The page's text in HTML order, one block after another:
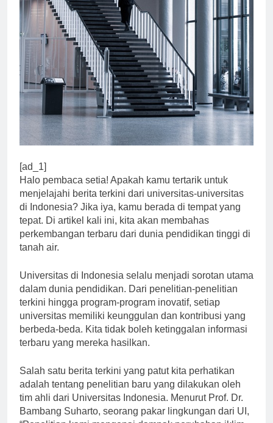
[ad_1]
Halo pembaca setia! Apakah kamu tertarik untuk
menjelajahi berita terkini dari universitas-universitas
di Indonesia? Jika iya, kamu berada di tempat yang
tepat. Di artikel kali ini, kita akan membahas
perkembangan terbaru dari dunia pendidikan tinggi di
tanah air.
Universitas di Indonesia selalu menjadi sorotan utama
dalam dunia pendidikan. Dari penelitian-penelitian
terkini hingga program-program inovatif, setiap
universitas memiliki keunggulan dan kontribusi yang
berbeda-beda. Kita tidak boleh ketinggalan informasi
terbaru yang mereka hasilkan.
Salah satu berita terkini yang patut kita perhatikan
adalah tentang penelitian baru yang dilakukan oleh
tim ahli dari Universitas Indonesia. Menurut Prof. Dr.
Bambang Suharto, seorang pakar lingkungan dari UI,